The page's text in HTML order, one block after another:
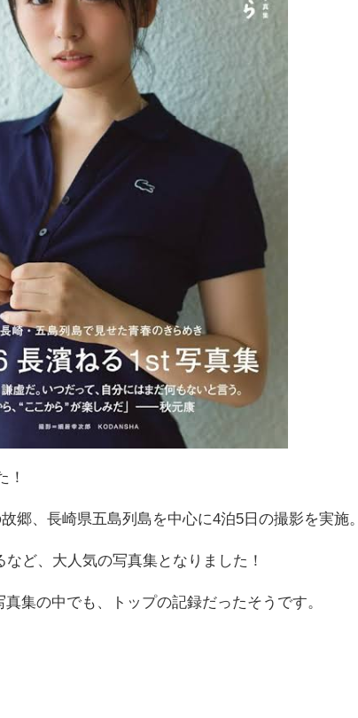
！
郷、長崎県五島列島を中心に4泊5日の撮影を実施。
など、大人気の写真集となりました！
集の中でも、トップの記録だったそうです。